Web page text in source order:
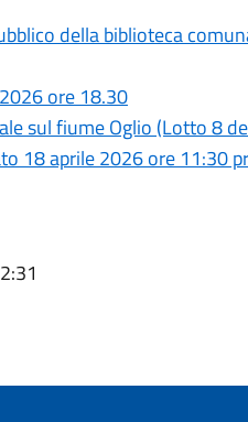
della biblioteca
ore 18.30
sul fiume Oglio (Lotto 8
18 aprile 2026 ore 11:30